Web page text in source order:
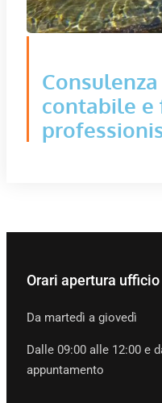
contabile e
Orari apertura ufficio
Da martedì a giovedì
Dalle 09:00 alle 12:00 e
appuntamento